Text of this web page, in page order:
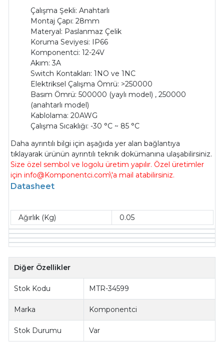
Çalışma Şekli: Anahtarlı
Montaj Çapı: 28mm
Materyal: Paslanmaz Çelik
Koruma Seviyesi: IP66
Komponentci: 12-24V
Akım: 3A
Switch Kontakları: 1NO ve 1NC
Elektriksel Çalışma Ömrü: >250000
Basım Ömrü: 500000 (yaylı model) , 250000
(anahtarlı model)
Kablolama: 20AWG
Çalışma Sıcaklığı: -30 °C ~ 85 °C
Daha ayrıntılı bilgi için aşağıda yer alan bağlantıya
tıklayarak ürünün ayrıntılı teknik dokümanına ulaşabilirsiniz.
Size özel sembol ve logolu üretim yapılır. Özel üretimler
için info@Komponentci.com\'a mail atabilirsiniz.
Datasheet
Ağırlık (Kg) 0.05
Diğer Özellikler
Stok Kodu MTR-34599
Marka Komponentci
Stok Durumu Var